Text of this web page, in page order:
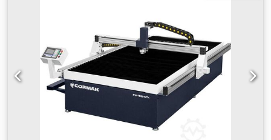
Izvršeni radovi: zamena radnog stola, zamena klizača,
softver za upravljanje za aerauličke komponente. Plasma
Thermal Dynamics CUTMASTER 151: maksimalna debljina
reza na 100A je 30 mm. Plasma Thermal Dynamics
CUTMASTER 51: maksimalna debljina reza na 40A je 12
mm. Cedpezdrz Ssfx Antorf